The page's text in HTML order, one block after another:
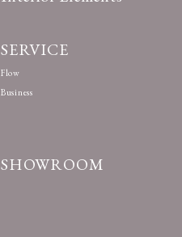
SERVICE
Flow
Business
SHOWROOM